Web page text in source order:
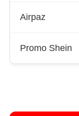
Airpaz
Promo Shein